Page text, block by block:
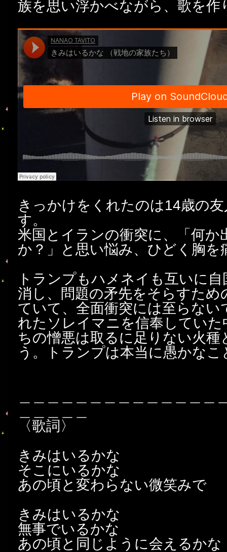
族を思い浮かべながら、歌を作
きっかけをくれたのは14歳の
す。
米国とイランの衝突に、「何か
か？」と思い悩み、ひどく胸を
トランプもハメネイも互いに
消し、問題の矛先をそらすため
ていて、全面衝突には至らない
れたソレイマニを信奉していた
ちの憎悪は取るに足りない火
う。トランプは本当に愚かな
〈歌詞〉
きみはいるかな
そこにいるかな
あの頃と変わらない微笑みで
きみはいるかな
無事でいるかな
あの頃と同じように会えるかな